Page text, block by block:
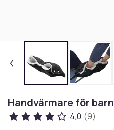
Handvärmare för
4,0 (9)